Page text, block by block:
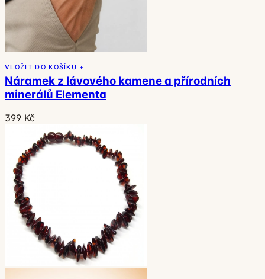
VLOŽIT DO KOŠÍKU +
Náramek z lávového kamene a přírodních
minerálů Elementa
399 Kč